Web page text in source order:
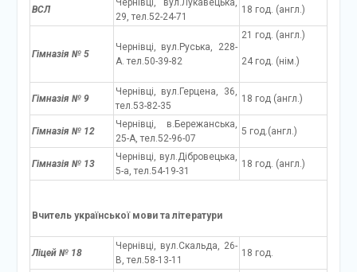
ВСЛ
Чернівці, вул.Лукавецька,
29, тел.52-24-71
18 год. (англ.)
Гімназія № 5
Чернівці, вул.Руська, 228-
А. тел.50-39-82
21 год. (англ.)
24 год. (нім.)
Гімназія № 9
Чернівці, вул.Герцена, 36,
тел.53-82-35
18 год (англ.)
Гімназія № 12
Чернівці, в.Бережанська,
25-А, тел.52-96-07
5 год.(англ.)
Гімназія № 13
Чернівці, вул.Дібровецька,
5-а, тел.54-19-31
18 год. (англ.)
Вчитель української мови та літератури
Ліцей № 18
Чернівці, вул.Скальда, 26-
В, тел.58-13-11
18 год.